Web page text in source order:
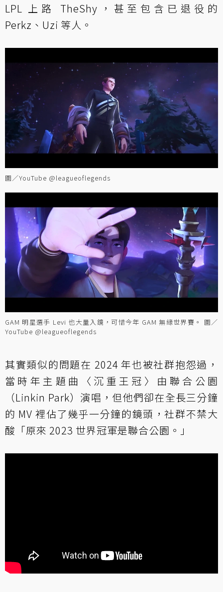
LPL 上路 TheShy，甚至包含已退役的
Perkz、Uzi 等人。
圖／YouTube @leagueoflegends⁩
GAM 明星選手 Levi 也大量入鏡，可惜今年 GAM 無緣世界賽。 圖／
YouTube @leagueoflegends
其實類似的問題在 2024 年也被社群抱怨過，
當時年主題曲〈沉重王冠〉由聯合公園
（Linkin Park）演唱，但他們卻在全長三分鐘
的 MV 裡佔了幾乎一分鐘的鏡頭，社群不禁大
酸「原來 2023 世界冠軍是聯合公園。」